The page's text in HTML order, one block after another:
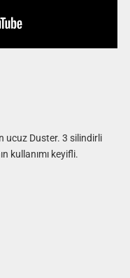
ucuz Duster. 3 silindirli
kullanımı keyifli.